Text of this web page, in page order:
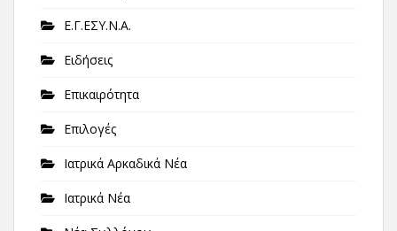
Ε.Γ.ΕΣΥ.Ν.Α.
Ειδήσεις
Επικαιρότητα
Επιλογές
Ιατρικά Αρκαδικά Νέα
Ιατρικά Νέα